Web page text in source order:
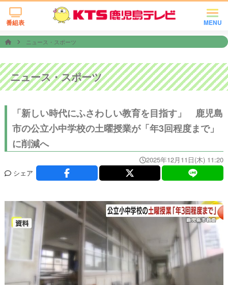
MENU
番組表
ニュース・スポーツ
ニュース・スポーツ
「新しい時代にふさわしい教育を目指す」 鹿児島
市の公立小中学校の土曜授業が「年3回程度まで」
に削減へ
2025年12月11日(木) 11:20
シェア